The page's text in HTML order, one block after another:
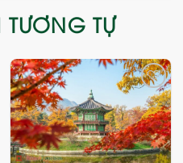
TỰ
Add
to
wishlist